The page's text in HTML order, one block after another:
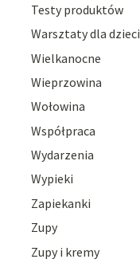
Testy produktów
Warsztaty dla dzieci
Wielkanocne
Wieprzowina
Wołowina
Współpraca
Wydarzenia
Wypieki
Zapiekanki
Zupy
Zupy i kremy